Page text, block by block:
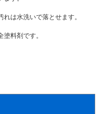
は水洗いで落とせます。
料剤です。